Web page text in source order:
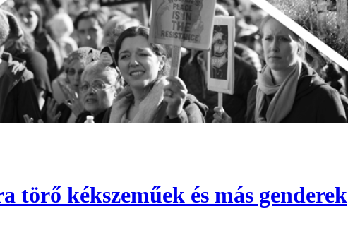
törő kékszeműek és más genderek